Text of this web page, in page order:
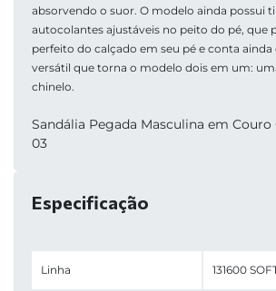
absorvendo o suor. O modelo ainda possui
autocolantes ajustáveis no peito do pé, que
perfeito do calçado em seu pé e conta
versátil que torna o modelo dois em um:
chinelo.
Sandália Pegada Masculina em Couro
03
Especificação
Linha 131600